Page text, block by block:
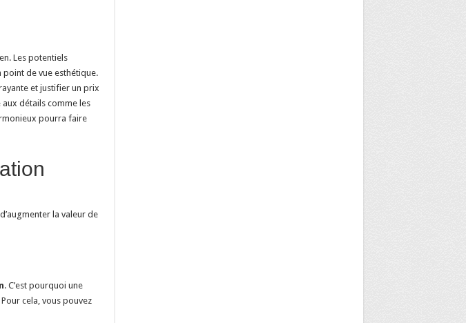
Les potentiels
point de vue esthétique.
et justifier un prix
détails comme les
pourra faire
la valeur de
. C’est pourquoi une
cela, vous pouvez